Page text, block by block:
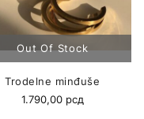
Trodelne minđuše
1.790,00 рсд